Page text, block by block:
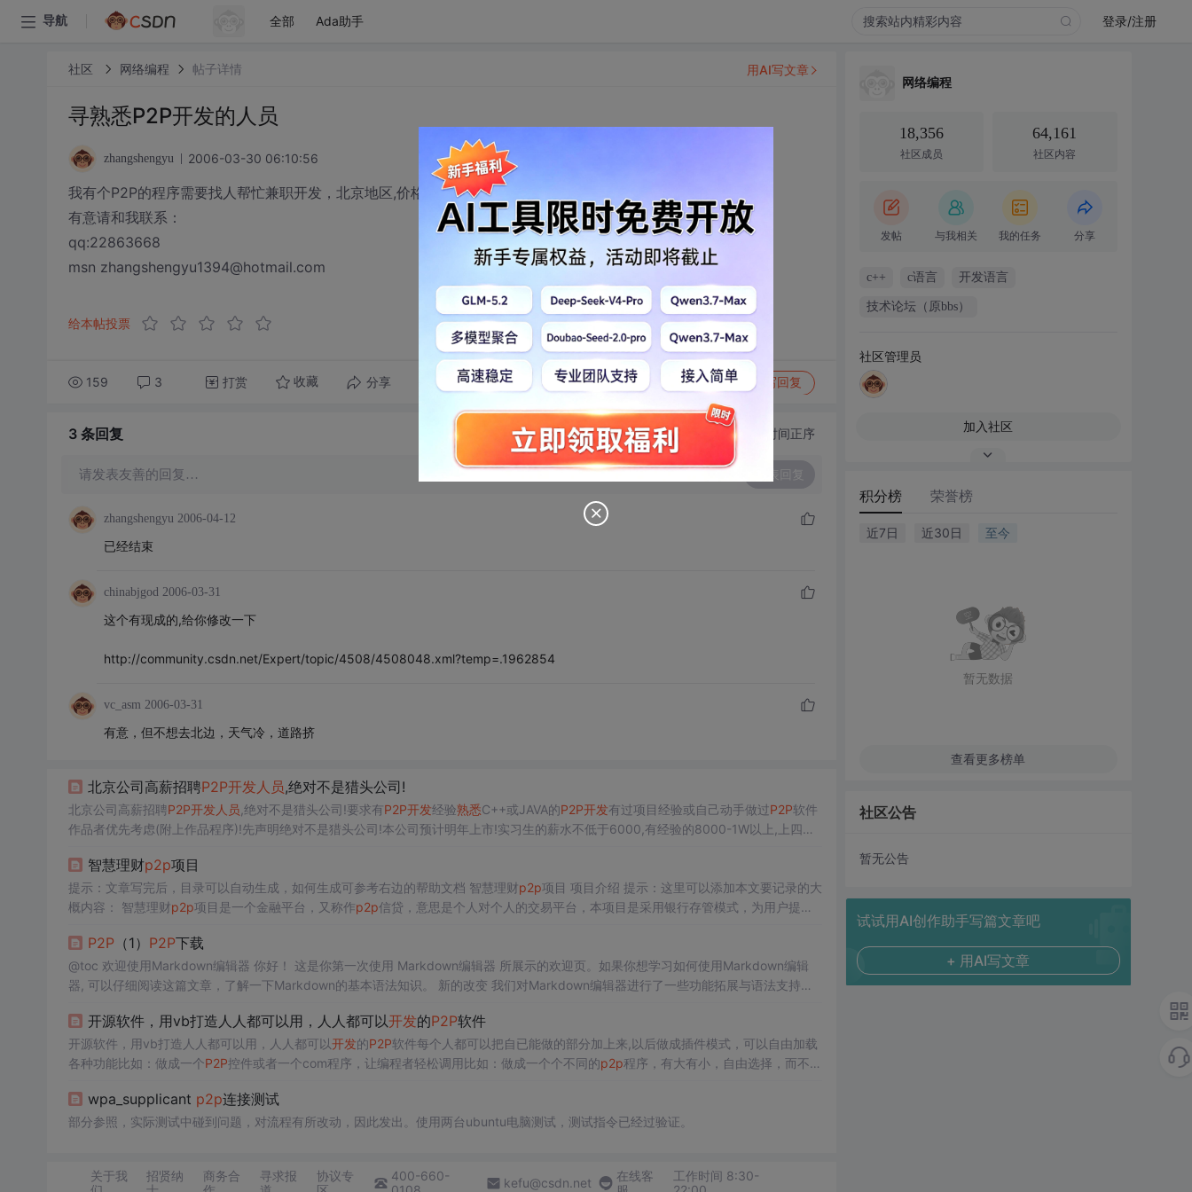
导航 全部 Ada助手 登录/注册
社区 网络编程 帖子详情
寻熟悉P2P开发的人员
zhangshengyu 2006-03-30 06:10:56
我有个P2P的程序需要找人帮忙兼职开发，北京地区,价格面议。
有意请和我联系：
qq:22863668
msn zhangshengyu1394@hotmail.com
给本帖投票
159 3 打赏 收藏 分享 转发到动态 举报 写回复
用AI写文章
3 条回复 切换为时间正序
请发表友善的回复…
zhangshengyu 2006-04-12
已经结束
chinabjgod 2006-03-31
这个有现成的,给你修改一下
http://community.csdn.net/Expert/topic/4508/4508048.xml?temp=.1962854
vc_asm 2006-03-31
有意，但不想去北边，天气冷，道路挤
北京公司高薪招聘P2P开发 人员,绝对不是猎头公司!
北京公司高薪招聘P2P开发人员 ,绝对不是猎头公司!要求有P2P开发经验熟悉C++或JAVA的P2P开发有过项目经验或自己动手做过P2P软件
作品者优先考虑(附上作品程序)!先声明绝对不是猎头公司!本公司预计明年上市!实习生的薪水不低于6000,有经验的8000-1W以上,上四险
智慧理财p2p项目
提示：文章写完后，目录可以自动生成，如何生成可参考右边的帮助文档 智慧理财 p2p项目 项目介绍 提示：这里可以添加本文要记录的大
概内容： 智慧理财 p2p项目是一个金融平台，又称作p2p信贷，意思是个人对个人的交易平台，本项目是采用银行存管模式，为用户提供
面案例可供参考 一、项目概述 用户和角色： 前台：借款人、投资人 后台：平台管理
P2P （1） P2P下载
@toc 欢迎使用Markdown编辑器 你好！ 这是你第一次使用 Markdown编辑器 所展示的欢迎页。如果你想学习如何使用Markdown编辑
器, 可以仔细阅读这篇文章，了解一下Markdown的基本语法知识。 新的改变 我们对Markdown编辑器进行了一些功能拓展与语法支持，
创作中心设置你喜爱的代码高亮样式，Markdown 将代码片显示选择的高亮样式 进行展示； 增
开源软件，用vb打造人人都可以用，人人都可以开发的P2P软件
开源软件，用vb打造人人都可以用，人人都可以开发的P2P软件每个人都可以把自已能做的部分加上来,以后做成插件模式，可以自由加载
各种功能比如：做成一个P2P控件或者一个com程序，让编程者轻松调用比如：做成一个个不同的p2p程序，有大有小，自由选择，而不是
一下呢？CSDN贴
wpa_supplicant p2p连接测试
部分参照，实际测试中碰到问题，对流程有所改动，因此发出。使用两台ubuntu电脑测试，测试指令已经过验证。
关于我
招贤纳
商务合
寻求报
协议专
400-660-
kefu@csdn.net
在线客
工作时间 8:30-
网络编程
18,356
社区成员
64,161
社区内容
发帖 与我相关 我的任务 分享
c++ c语言 开发语言
技术论坛（原bbs）
社区管理员
加入社区
积分榜 荣誉榜
近7日 近30日 至今
暂无数据
查看更多榜单
社区公告
暂无公告
试试用AI创作助手写篇文章吧
+ 用AI写文章